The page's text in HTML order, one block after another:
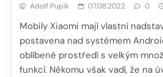
Adolf Pupík 07.08.2022 0
Mobily Xiaomi mají vlastní
postavena nad systémem
oblíbené prostředí s velkým
funkcí. Někomu však vadí, že na